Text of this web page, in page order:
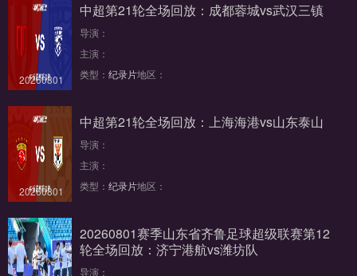
20260801
中超第21轮全场回放：成都蓉城vs武汉三镇
导演：
主演：
类型： 纪录片地区：
20260801
中超第21轮全场回放：上海海港vs山东泰山
导演：
主演：
类型： 纪录片地区：
20260801赛季山东省齐鲁足球超级联赛第12
轮全场回放：济宁港航vs潍坊队
导演：